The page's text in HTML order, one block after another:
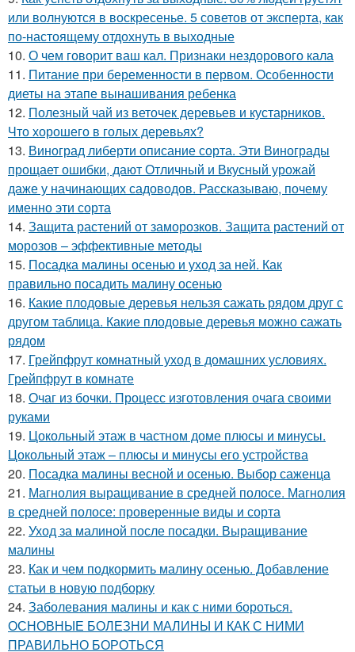
или волнуются в воскресенье. 5 советов от эксперта, как
по-настоящему отдохнуть в выходные
10. О чем говорит ваш кал. Признаки нездорового кала
11. Питание при беременности в первом. Особенности
диеты на этапе вынашивания ребенка
12. Полезный чай из веточек деревьев и кустарников.
Что хорошего в голых деревьях?
13. Виноград либерти описание сорта. Эти Винограды
прощает ошибки, дают Отличный и Вкусный урожай
даже у начинающих садоводов. Рассказываю, почему
именно эти сорта
14. Защита растений от заморозков. Защита растений от
морозов – эффективные методы
15. Посадка малины осенью и уход за ней. Как
правильно посадить малину осенью
16. Какие плодовые деревья нельзя сажать рядом друг с
другом таблица. Какие плодовые деревья можно сажать
рядом
17. Грейпфрут комнатный уход в домашних условиях.
Грейпфрут в комнате
18. Очаг из бочки. Процесс изготовления очага своими
руками
19. Цокольный этаж в частном доме плюсы и минусы.
Цокольный этаж – плюсы и минусы его устройства
20. Посадка малины весной и осенью. Выбор саженца
21. Магнолия выращивание в средней полосе. Магнолия
в средней полосе: проверенные виды и сорта
22. Уход за малиной после посадки. Выращивание
малины
23. Как и чем подкормить малину осенью. Добавление
статьи в новую подборку
24. Заболевания малины и как с ними бороться.
ОСНОВНЫЕ БОЛЕЗНИ МАЛИНЫ И КАК С НИМИ
ПРАВИЛЬНО БОРОТЬСЯ